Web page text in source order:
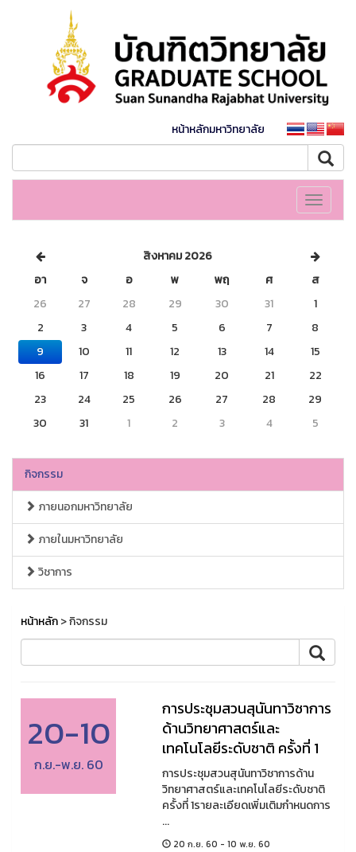
หน้าหลักมหาวิทยาลัย
Toggle
สิงหาคม 2026
อา
จ อ พ พฤ ศ
ส
26
27 28 29 30 31
1
2
3 4 5 6 7
8
9
10 11 12 13 14
15
16
17 18 19 20 21
22
23
24 25 26 27 28
29
30
31 1 2 3 4 5
กิจกรรม
ภายนอกมหาวิทยาลัย
ภายในมหาวิทยาลัย
วิชาการ
หน้าหลัก> กิจกรรม
20-10
ก.ย.-พ.ย. 60
การประชุมสวนสุนันทาวิชาการ
ด้านวิทยาศาสตร์และ
เทคโนโลยีระดับชาติ ครั้งที่ 1
การประชุมสวนสุนันทาวิชาการด้าน
วิทยาศาสตร์และเทคโนโลยีระดับชาติ
ครั้งที่ 1รายละเอียดเพิ่มเติมกำหนดการ
...
20 ก.ย. 60 - 10 พ.ย. 60